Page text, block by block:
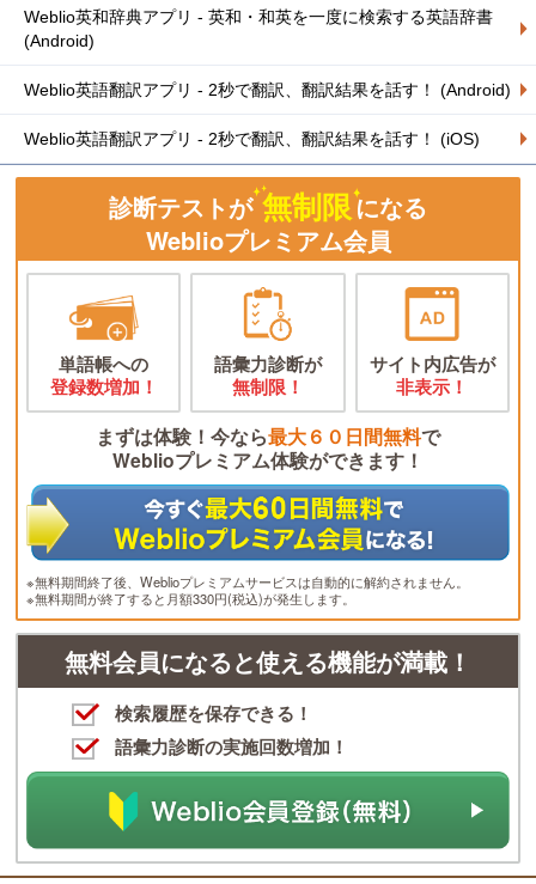
Weblio英和辞典アプリ - 英和・和英を一度に検索する英語辞書
(Android)
Weblio英語翻訳アプリ - 2秒で翻訳、翻訳結果を話す！ (Android)
Weblio英語翻訳アプリ - 2秒で翻訳、翻訳結果を話す！ (iOS)
診断テストが 無制限になる
Weblioプレミアム会員
単語帳への
登録数増加！
語彙力診断が
無制限！
サイト内広告が
非表示！
まずは体験！今なら最大６０日間無料で
Weblioプレミアム体験ができます！
※無料期間終了後、Weblioプレミアムサービスは自動的に解約されません。
※無料期間が終了すると月額330円(税込)が発生します。
無料会員になると使える機能が満載！
検索履歴を保存できる！
語彙力診断の実施回数増加！